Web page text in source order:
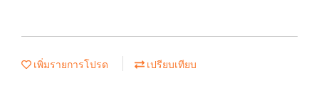
เพิ่มรายการโปรด เปรียบเทียบ